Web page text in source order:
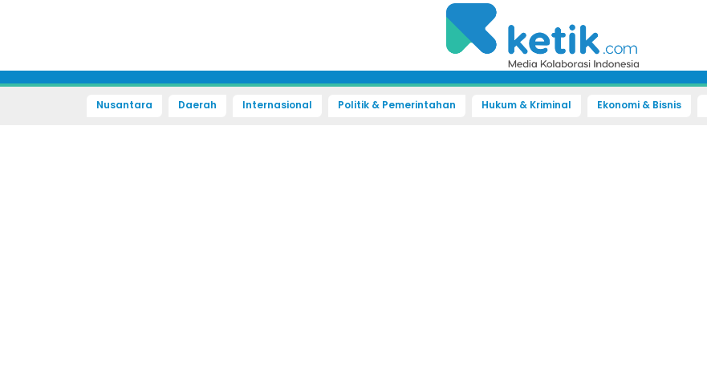
Nusantara Daerah Internasional Politik & Pemerintahan Hukum & Kriminal Ekonomi & Bisnis